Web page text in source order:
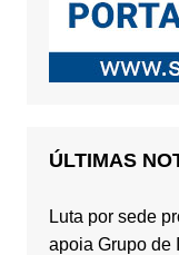
ÚLTIMAS
Luta por sede
apoia Grupo de